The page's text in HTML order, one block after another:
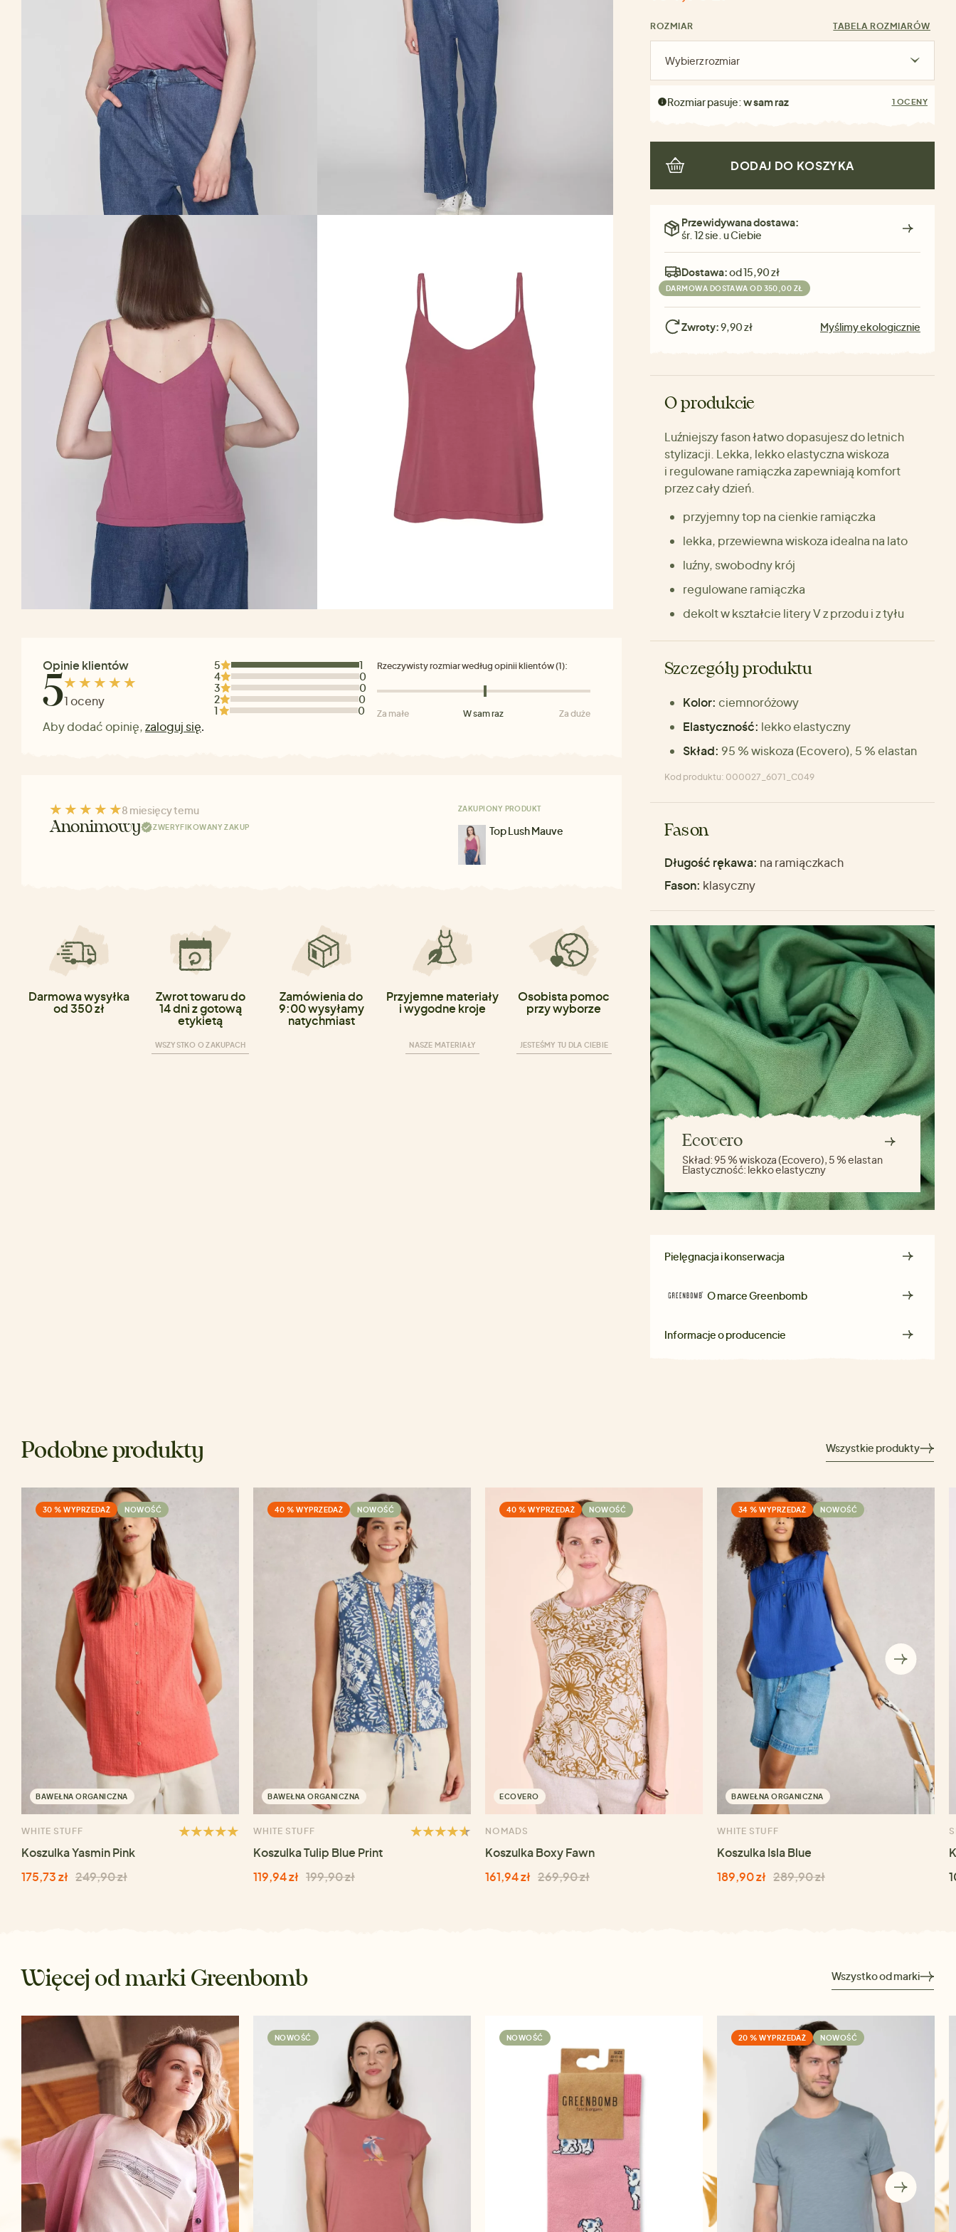
Opinie klientów
51 oceny
Aby dodać opinię,zaloguj się.
5
1
4
0
3
0
2
0
1
0
Rzeczywisty rozmiar według opinii klientów (1):
Za małe W sam raz Za duże
8 miesięcy temu
Anonimowy ZWERYFIKOWANY ZAKUP
ZAKUPIONY PRODUKT
Top Lush Mauve
Darmowa wysyłka
od 350 zł
Zwrot towaru do
14 dni z gotową
etykietą
WSZYSTKO O ZAKUPACH
Zamówienia do
9:00 wysyłamy
natychmiast
Przyjemne materiały
i wygodne kroje
NASZE MATERIAŁY
Osobista pomoc
przy wyborze
JESTEŚMY TU DLA CIEBIE
ROZMIAR TABELA ROZMIARÓW
Wybierz rozmiar
Rozmiar pasuje:w sam raz 1 OCENY
DODAJ DO KOSZYKA
Przewidywana dostawa:
śr. 12 sie. u Ciebie
Dostawa:od 15,90 zł
DARMOWA DOSTAWA OD 350,00 ZŁ
Zwroty:9,90 zł Myślimy ekologicznie
O produkcie
Luźniejszy fason łatwo dopasujesz do letnich
stylizacji. Lekka, lekko elastyczna wiskoza
i regulowane ramiączka zapewniają komfort
przez cały dzień.
przyjemny top na cienkie ramiączka
lekka, przewiewna wiskoza idealna na lato
luźny, swobodny krój
regulowane ramiączka
dekolt w kształcie litery V z przodu i z tyłu
Szczegóły produktu
Kolor: ciemnoróżowy
Elastyczność: lekko elastyczny
Skład: 95 % wiskoza (Ecovero), 5 % elastan
Kod produktu: 000027_6071_C049
Fason
Długość rękawa: na ramiączkach
Fason: klasyczny
Ecovero
Skład:95 % wiskoza (Ecovero), 5 % elastan
Elastyczność: lekko elastyczny
Pielęgnacja i konserwacja
O marceGreenbomb
Informacje o producencie
Podobne produkty Wszystkie produkty
30 % WYPRZEDAŻ NOWOŚĆ
BAWEŁNA ORGANICZNA
WHITE STUFF
Koszulka Yasmin Pink
175,73 zł 249,90 zł
40 % WYPRZEDAŻ NOWOŚĆ
BAWEŁNA ORGANICZNA
WHITE STUFF
Koszulka Tulip Blue Print
119,94 zł 199,90 zł
40 % WYPRZEDAŻ NOWOŚĆ
ECOVERO
NOMADS
Koszulka Boxy Fawn
161,94 zł 269,90 zł
34 % WYPRZEDAŻ NOWOŚĆ
BAWEŁNA ORGANICZNA
WHITE STUFF
Koszulka Isla Blue
189,90 zł 289,90 zł
Więcej od marki Greenbomb Wszystko od marki
NOWOŚĆ NOWOŚĆ 20 % WYPRZEDAŻ NOWOŚĆ